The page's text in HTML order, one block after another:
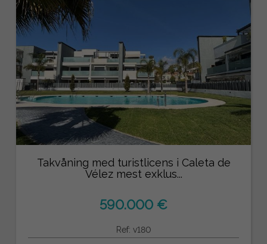
Takvåning med turistlicens i Caleta de
Vélez mest exklus...
590.000 €
Ref: v180